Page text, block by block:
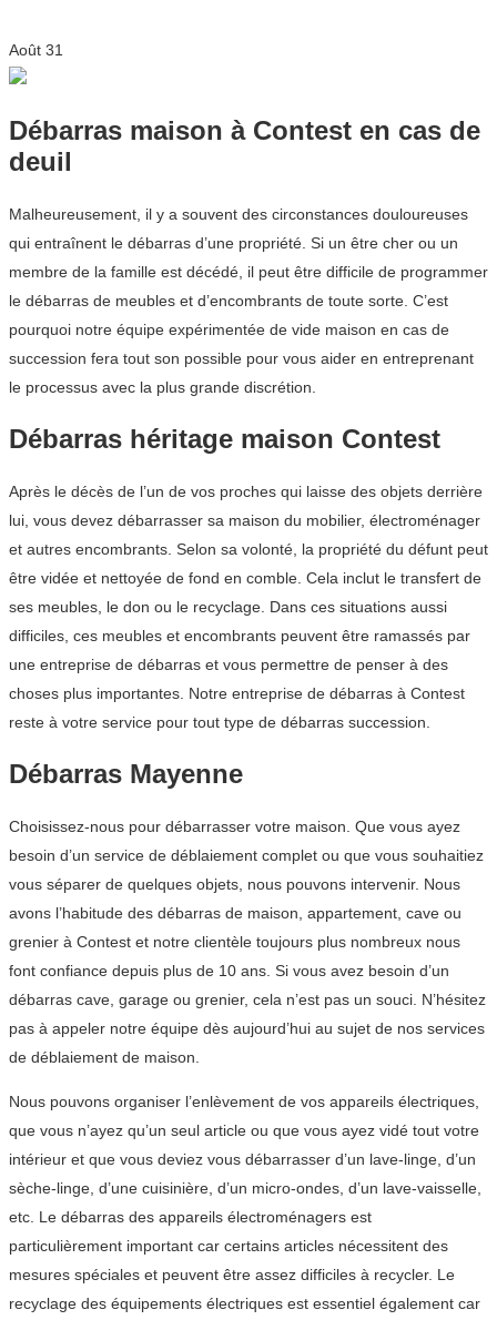
Août 31
Débarras maison à Contest en cas de
deuil
Malheureusement, il y a souvent des circonstances douloureuses
qui entraînent le débarras d’une propriété. Si un être cher ou un
membre de la famille est décédé, il peut être difficile de programmer
le débarras de meubles et d’encombrants de toute sorte. C’est
pourquoi notre équipe expérimentée de vide maison en cas de
succession fera tout son possible pour vous aider en entreprenant
le processus avec la plus grande discrétion.
Débarras héritage maison Contest
Après le décès de l’un de vos proches qui laisse des objets derrière
lui, vous devez débarrasser sa maison du mobilier, électroménager
et autres encombrants. Selon sa volonté, la propriété du défunt peut
être vidée et nettoyée de fond en comble. Cela inclut le transfert de
ses meubles, le don ou le recyclage. Dans ces situations aussi
difficiles, ces meubles et encombrants peuvent être ramassés par
une entreprise de débarras et vous permettre de penser à des
choses plus importantes. Notre entreprise de débarras à Contest
reste à votre service pour tout type de débarras succession.
Débarras Mayenne
Choisissez-nous pour débarrasser votre maison. Que vous ayez
besoin d’un service de déblaiement complet ou que vous souhaitiez
vous séparer de quelques objets, nous pouvons intervenir. Nous
avons l’habitude des débarras de maison, appartement, cave ou
grenier à Contest et notre clientèle toujours plus nombreux nous
font confiance depuis plus de 10 ans. Si vous avez besoin d’un
débarras cave, garage ou grenier, cela n’est pas un souci. N’hésitez
pas à appeler notre équipe dès aujourd’hui au sujet de nos services
de déblaiement de maison.
Nous pouvons organiser l’enlèvement de vos appareils électriques,
que vous n’ayez qu’un seul article ou que vous ayez vidé tout votre
intérieur et que vous deviez vous débarrasser d’un lave-linge, d’un
sèche-linge, d’une cuisinière, d’un micro-ondes, d’un lave-vaisselle,
etc. Le débarras des appareils électroménagers est
particulièrement important car certains articles nécessitent des
mesures spéciales et peuvent être assez difficiles à recycler. Le
recyclage des équipements électriques est essentiel également car